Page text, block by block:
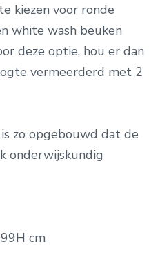
kiezen voor ronde
white wash beuken
deze optie, hou er dan
vermeerderd met 2
zo opgebouwd dat de
onderwijskundig
cm